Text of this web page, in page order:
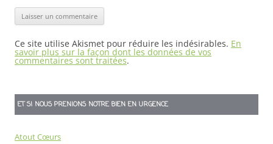
Ce site utilise Akismet pour réduire les indésirables. En
savoir plus sur la façon dont les données de vos
commentaires sont traitées.
ET SI NOUS PRENIONS NOTRE BIEN EN URGENCE
Atout Cœurs